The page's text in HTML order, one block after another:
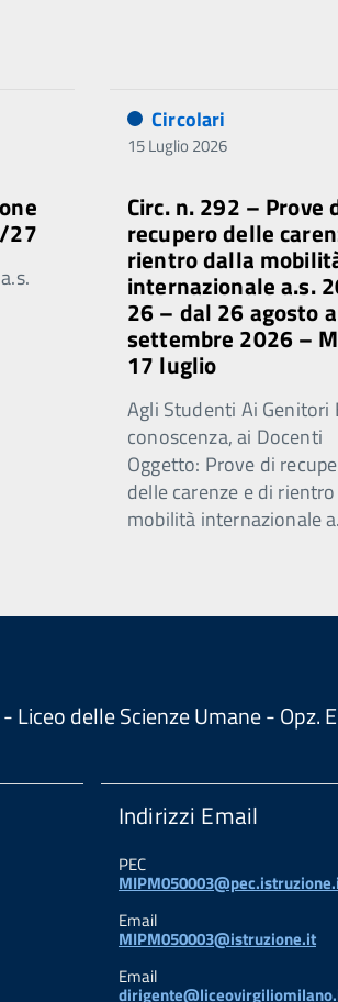
27
Circolari
15 Luglio 2026
Circ. n. 292 – Prove
recupero delle
rientro dalla
internazionale a.s.
26 – dal 26 agosto
settembre 2026 –
17 luglio
Agli Studenti Ai Genitori
conoscenza, ai Docenti
Oggetto: Prove di
delle carenze e di
mobilità internazionale a.
delle Scienze Umane - Opz.
Indirizzi Email
PEC
Email
MIPM050003@istruzione.it
Email